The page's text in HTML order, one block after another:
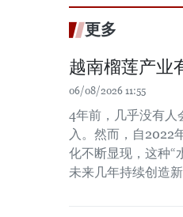
更多
越南榴莲产业
06/08/2026 11:55
4年前，几乎没有人
入。然而，自2022
化不断显现，这种“
未来几年持续创造新